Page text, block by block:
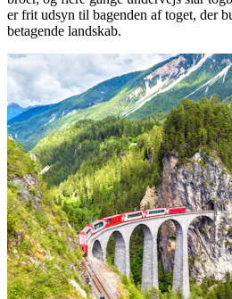
er frit udsyn til bagenden af toget, der
betagende landskab.